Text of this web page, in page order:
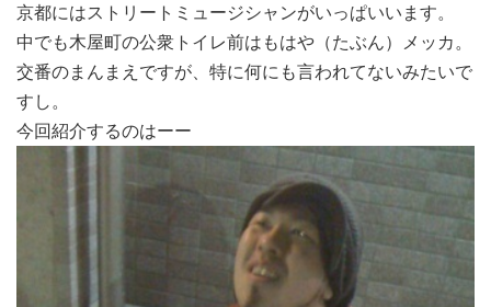
京都にはストリートミュージシャンがいっぱいいます。
中でも木屋町の公衆トイレ前はもはや（たぶん）メッカ。
交番のまんまえですが、特に何にも言われてないみたいで
すし。
今回紹介するのはーー